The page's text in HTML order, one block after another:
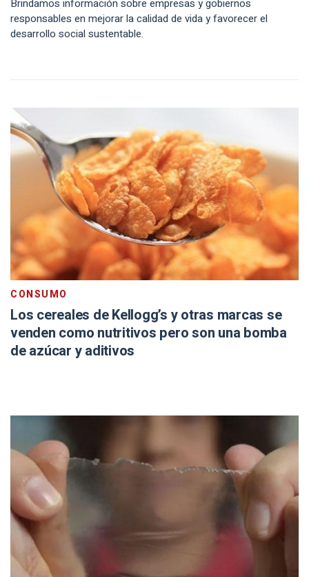
Brindamos información sobre empresas y gobiernos
responsables en mejorar la calidad de vida y favorecer el
desarrollo social sustentable.
CONSUMO
Los cereales de Kellogg’s y otras marcas se
venden como nutritivos pero son una bomba
de azúcar y aditivos